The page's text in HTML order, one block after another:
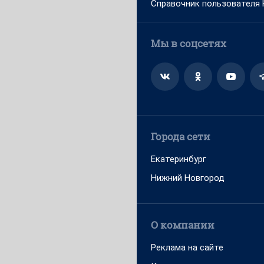
Справочник пользователя
Мы в соцсетях
Города сети
Екатеринбург
Нижний Новгород
О компании
Реклама на сайте